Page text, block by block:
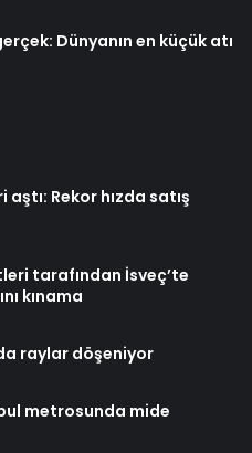
Dünyanın en küçük atı
Rekor hızda satış
tarafından İsveç’te
kınama
raylar döşeniyor
metrosunda mide